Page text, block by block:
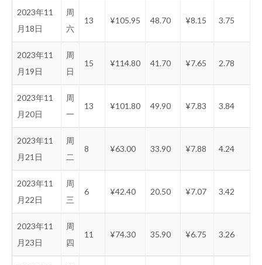
2023年11
月18日
周
六
13 ¥105.95 48.70 ¥8.15 3.75
2023年11
月19日
周
日
15 ¥114.80 41.70 ¥7.65 2.78
2023年11
月20日
周
一
13 ¥101.80 49.90 ¥7.83 3.84
2023年11
月21日
周
二
8 ¥63.00 33.90 ¥7.88 4.24
2023年11
月22日
周
三
6 ¥42.40 20.50 ¥7.07 3.42
2023年11
月23日
周
四
11 ¥74.30 35.90 ¥6.75 3.26